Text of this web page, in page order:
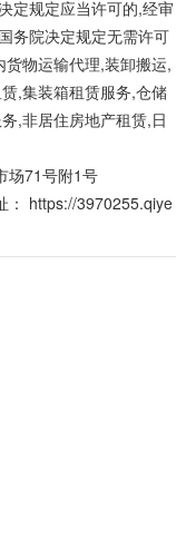
定规定应当许可的,经审
务院决定规定无需许可
物运输代理,装卸搬运,
,集装箱租赁服务,仓储
,非居住房地产租赁,日
场71号附1号
https://3970255.qiye